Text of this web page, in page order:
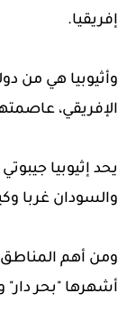
إفريقيا.
وأثيوبيا هي من
الإفريقي،
يحد إثيوبيا
والسودان غربا
ومن أهم المناطق
أشهرها "بحر دار"